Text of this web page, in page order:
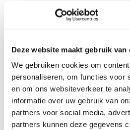
Deze website maakt gebruik van
We gebruiken cookies om
personaliseren, om functies voor
en om ons websiteverkeer te
informatie over uw gebruik van
partners voor social media,
partners kunnen deze gegevens
3. DE
VERZEKEREN
RECYCLAGE TE
Bijna 50% van het bedrijfsmatig
verwerkt.
De bestemming van bedrijfsmatig
het soort materiaal. Zo wordt
hout en metaal in België verwerkt.
wordt in Europa gerecycleerd. Plastic